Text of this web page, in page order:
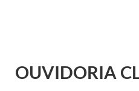
OUVIDORIA